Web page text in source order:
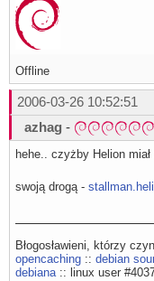
Offline
2006-03-26 10:52:51
azhag -
hehe.. czyżby Helion
swoją drogą -
Błogosławieni, którzy
opencaching :: debian
debiana:: linux user